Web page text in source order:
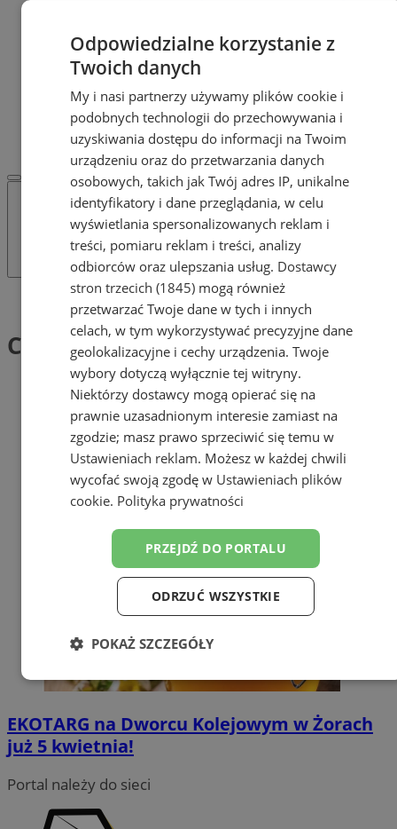
Dodaj ogłoszenie
POLECAMY
Protocol IT
Pracuj.pl - praca w Żorach
REKLAMA
WSPÓŁPRACA
Tag: COP
COP (1)
EKOTARG na Dworcu Kolejowym w Żorach
już 5 kwietnia!
Portal należy do sieci
Odpowiedzialne korzystanie z
Twoich danych
My i nasi partnerzy używamy plików cookie i
podobnych technologii do przechowywania i
uzyskiwania dostępu do informacji na Twoim
urządzeniu oraz do przetwarzania danych
osobowych, takich jak Twój adres IP, unikalne
identyfikatory i dane przeglądania, w celu
wyświetlania spersonalizowanych reklam i
treści, pomiaru reklam i treści, analizy
odbiorców oraz ulepszania usług. Dostawcy
stron trzecich (1845) mogą również
przetwarzać Twoje dane w tych i innych
celach, w tym wykorzystywać precyzyjne dane
geolokalizacyjne i cechy urządzenia. Twoje
wybory dotyczą wyłącznie tej witryny.
Niektórzy dostawcy mogą opierać się na
prawnie uzasadnionym interesie zamiast na
zgodzie; masz prawo sprzeciwić się temu w
Ustawieniach reklam. Możesz w każdej chwili
wycofać swoją zgodę w Ustawieniach plików
cookie. Polityka prywatności
PRZEJDŹ DO PORTALU
ODRZUĆ WSZYSTKIE
POKAŻ SZCZEGÓŁY
Niezbędne Wydajność Targetowanie
Funkcjonalność